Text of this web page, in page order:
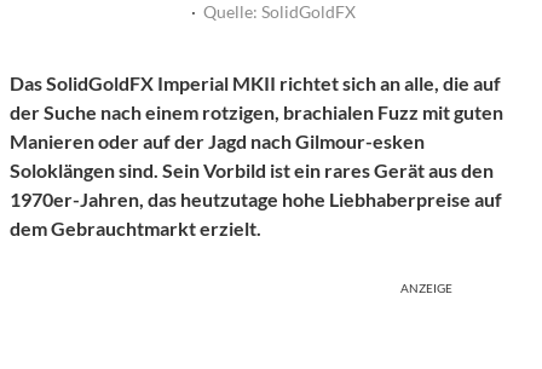
· Quelle: SolidGoldFX
Das SolidGoldFX Imperial MKII richtet sich an alle, die auf
der Suche nach einem rotzigen, brachialen Fuzz mit guten
Manieren oder auf der Jagd nach Gilmour-esken
Soloklängen sind. Sein Vorbild ist ein rares Gerät aus den
1970er-Jahren, das heutzutage hohe Liebhaberpreise auf
dem Gebrauchtmarkt erzielt.
ANZEIGE